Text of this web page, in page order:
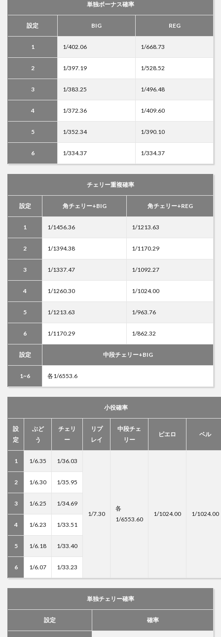
単独ボーナス確率
設定 BIG REG
1 1/402.06 1/668.73
2 1/397.19 1/528.52
3 1/383.25 1/496.48
4 1/372.36 1/409.60
5 1/352.34 1/390.10
6 1/334.37 1/334.37
チェリー重複確率
設定 角チェリー+BIG 角チェリー+REG
1 1/1456.36 1/1213.63
2 1/1394.38 1/1170.29
3 1/1337.47 1/1092.27
4 1/1260.30 1/1024.00
5 1/1213.63 1/963.76
6 1/1170.29 1/862.32
設定 中段チェリー+BIG
1~6 各1/6553.6
小役確率
設
定
ぶど
う
チェリ
ー
リプ
レイ
中段チェ
リー
ピエロ ベル
1 1/6.35 1/36.03
1/7.30
各
1/6553.60
1/1024.00 1/1024.00
2 1/6.30 1/35.95
3 1/6.25 1/34.69
4 1/6.23 1/33.51
5 1/6.18 1/33.40
6 1/6.07 1/33.23
単独チェリー確率
設定 確率